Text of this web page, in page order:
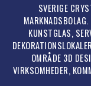
SVERIGE
KUNSTGLAS,
OMRÅDE 3D
VIRKSOMHEDER,